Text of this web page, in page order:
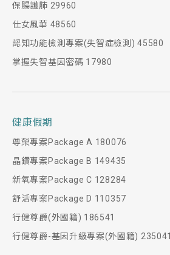
保腸護肺 29960
仕女風華 48560
認知功能檢測專案(失智症檢測) 45580
掌握失智基因密碼 17980
健康假期
尊榮專案Package A 180076
晶鑽專案Package B 149435
新氧專案Package C 128284
舒活專案Package D 110357
行健尊爵(外國籍) 186541
行健尊爵-基因升級專案(外國籍) 235041